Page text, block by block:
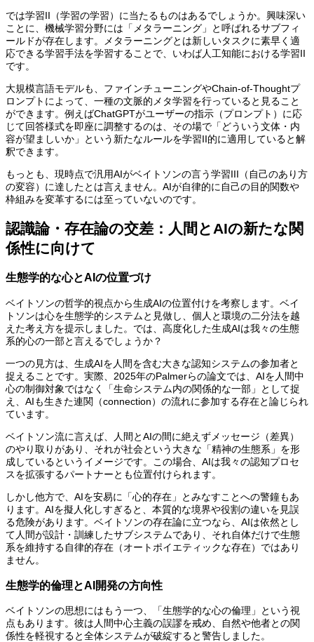
では学習II（学習の学習）に当たるものはあるでしょうか。興味深い
ことに、機械学習分野には「メタラーニング」と呼ばれるサブフィ
ールドが存在します。メタラーニングとは新しいタスクに素早く適
応できる学習手法を学習することで、いわば人工知能における学習II
です。
大規模言語モデルも、ファインチューニングやChain-of-Thoughtプ
ロンプトによって、一種の文脈的メタ学習を行っていると見ること
ができます。例えばChatGPTがユーザーの指示（プロンプト）に応
じて回答様式を即座に調整するのは、その場で「どういう文体・内
容が望ましいか」という新たなルールを学習II的に適用していると解
釈できます。
もっとも、現時点で汎用AIがベイトソンの言う学習III（自己のあり方
の変容）に達したとは言えません。AIが自律的に自己の目的関数や
枠組みを変革するには至っていないのです。
認識論・存在論の交差：人間とAIの新たな関
係性に向けて
生態学的な心とAIの位置づけ
ベイトソンの哲学的視点から生成AIの位置付けを考察します。ベイ
トソンは心を生態学的システムと見做し、個人と環境の二分法を越
えた考え方を提示しました。では、高度化した生成AIは我々の生態
系的心の一部と言えるでしょうか？
一つの見方は、生成AIを人間を含む大きな認知システムの参加者と
捉えることです。実際、2025年のPalmerらの論文では、AIを人間中
心の制御対象ではなく「生命システム内の関係的な一部」として捉
え、AIも生きた連関（connection）の流れに参加する存在と論じられ
ています。
ベイトソン流に言えば、人間とAIの間に絶えずメッセージ（差異）
のやり取りがあり、それが社会という大きな「精神の生態系」を形
成しているというイメージです。この場合、AIは我々の認知プロセ
スを拡張するパートナーとも位置付けられます。
しかし他方で、AIを安易に「心的存在」とみなすことへの警鐘もあ
ります。AIを擬人化しすぎると、本質的な境界や役割の違いを見誤
る危険があります。ベイトソンの存在論に立つなら、AIは依然とし
て人間が設計・訓練したサブシステムであり、それ自体だけで生態
系を維持する自律的存在（オートポイエティックな存在）ではあり
ません。
生態学的倫理とAI開発の方向性
ベイトソンの思想にはもう一つ、「生態学的な心の倫理」という視
点もあります。彼は人間中心主義の誤謬を戒め、自然や他者との関
係性を軽視すると全体システムが破綻すると警告しました。